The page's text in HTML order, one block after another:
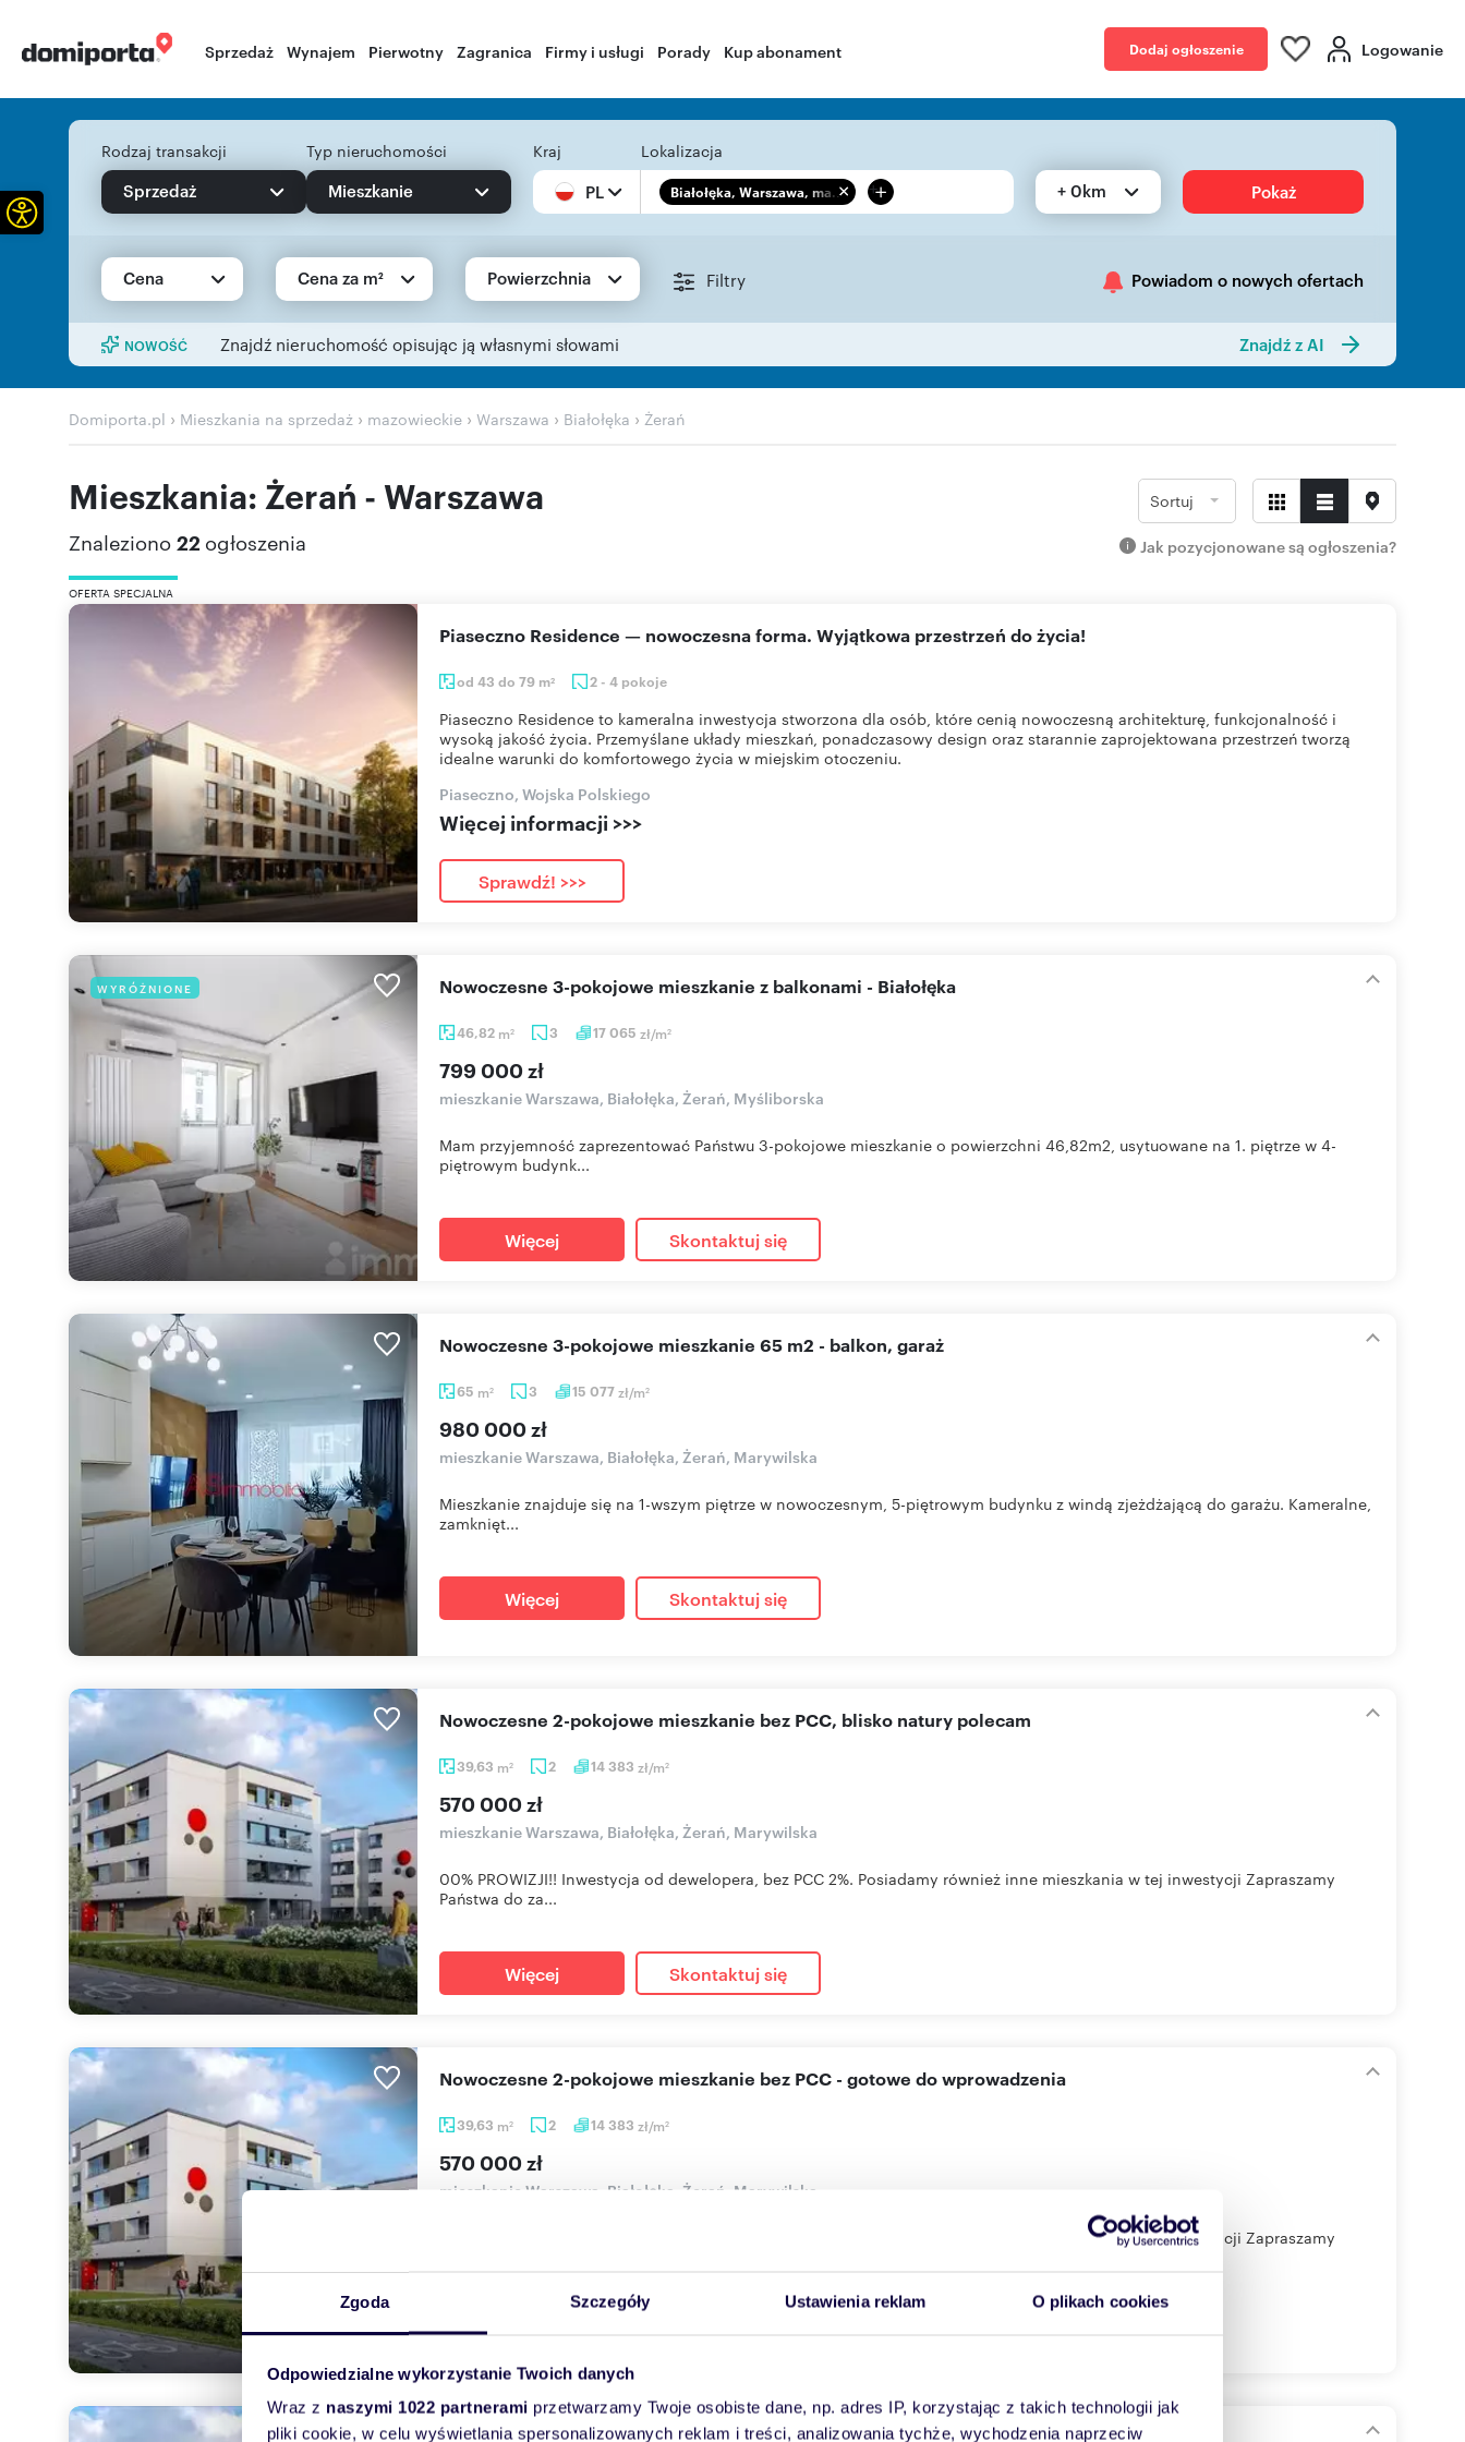
Zgoda Szczegóły Ustawienia reklam O plikach cookies
Odpowiedzialne wykorzystanie Twoich danych
Wraz z naszymi 1022 partnerami przetwarzamy Twoje osobiste dane, np. adres IP, korzystając z takich technologii jak
pliki cookie, w celu wyświetlania spersonalizowanych reklam i treści, analizowania tychże, wychodzenia naprzeciw
Sprzedaż Wynajem Pierwotny Zagranica Firmy i usługi Porady Kup abonament Dodaj ogłoszenie Logowanie
Rodzaj transakcji
Sprzedaż
Typ nieruchomości
Mieszkanie
Kraj
PL
Lokalizacja
Białołęka, Warszawa, ma... + + 0km Pokaż
Cena Cena za m² Powierzchnia Filtry Powiadom o nowych ofertach
NOWOŚĆ Znajdź nieruchomość opisując ją własnymi słowami Znajdź z AI
Domiporta.pl › Mieszkania na sprzedaż › mazowieckie › Warszawa › Białołęka › Żerań
Mieszkania: Żerań - Warszawa
Znaleziono 22 ogłoszenia
Sortuj
Jak pozycjonowane są ogłoszenia?
OFERTA SPECJALNA
od 43 do 79 m2 2 - 4 pokoje
Piaseczno Residence — nowoczesna forma. Wyjątkowa przestrzeń do życia!
Piaseczno Residence to kameralna inwestycja stworzona dla osób, które cenią nowoczesną architekturę, funkcjonalność i
wysoką jakość życia. Przemyślane układy mieszkań, ponadczasowy design oraz starannie zaprojektowana przestrzeń tworzą
idealne warunki do komfortowego życia w miejskim otoczeniu.
Piaseczno, Wojska Polskiego
Więcej informacji >>>
Sprawdź! >>>
WYRÓŻNIONE
46,82 m2 3 17 065 zł/m2
Nowoczesne 3-pokojowe mieszkanie z balkonami - Białołęka
799 000 zł
mieszkanie Warszawa, Białołęka, Żerań, Myśliborska
Mam przyjemność zaprezentować Państwu 3-pokojowe mieszkanie o powierzchni 46,82m2, usytuowane na 1. piętrze w 4-
piętrowym budynk...
Więcej Skontaktuj się
65 m2 3 15 077zł/m2
Nowoczesne 3-pokojowe mieszkanie 65 m2 - balkon, garaż
980 000 zł
mieszkanie Warszawa, Białołęka, Żerań, Marywilska
Mieszkanie znajduje się na 1-wszym piętrze w nowoczesnym, 5-piętrowym budynku z windą zjeżdżającą do garażu. Kameralne,
zamknięt...
Więcej Skontaktuj się
39,63 m2 2 14 383 zł/m2
Nowoczesne 2-pokojowe mieszkanie bez PCC, blisko natury polecam
570 000 zł
mieszkanie Warszawa, Białołęka, Żerań, Marywilska
00% PROWIZJI!! Inwestycja od dewelopera, bez PCC 2%. Posiadamy również inne mieszkania w tej inwestycji Zapraszamy
Państwa do za...
Więcej Skontaktuj się
39,63 m2 2 14 383 zł/m2
Nowoczesne 2-pokojowe mieszkanie bez PCC - gotowe do wprowadzenia
570 000 zł
mieszkanie Warszawa, Białołęka, Żerań, Marywilska
00% PROWIZJI!! Inwestycja od dewelopera, bez PCC 2%. Posiadamy również inne mieszkania w tej inwestycji Zapraszamy
Na sprzedaż przestronne 3-pokojowe mieszkanie na Białołęce
Otwórz pasek narzędzi